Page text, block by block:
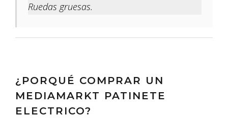
Ruedas gruesas.
¿PORQUÉ COMPRAR UN
MEDIAMARKT PATINETE
ELECTRICO?